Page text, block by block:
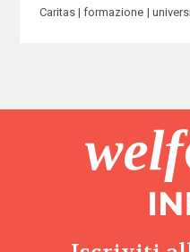
Caritas formazione